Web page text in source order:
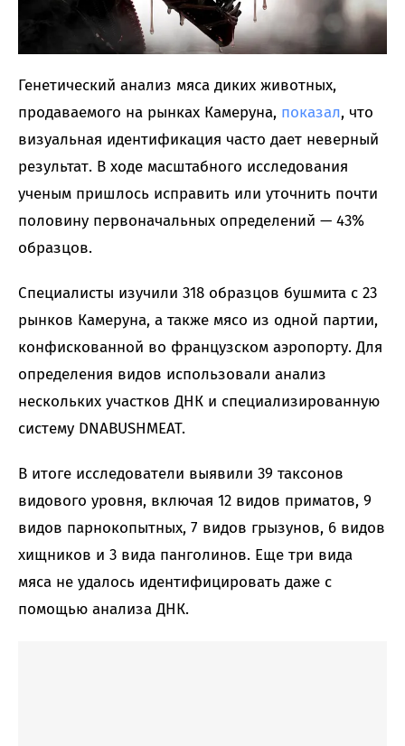
Генетический анализ мяса диких животных,
продаваемого на рынках Камеруна, показал, что
визуальная идентификация часто дает неверный
результат. В ходе масштабного исследования
ученым пришлось исправить или уточнить почти
половину первоначальных определений — 43%
образцов.
Специалисты изучили 318 образцов бушмита с 23
рынков Камеруна, а также мясо из одной партии,
конфискованной во французском аэропорту. Для
определения видов использовали анализ
нескольких участков ДНК и специализированную
систему DNABUSHMEAT.
В итоге исследователи выявили 39 таксонов
видового уровня, включая 12 видов приматов, 9
видов парнокопытных, 7 видов грызунов, 6 видов
хищников и 3 вида панголинов. Еще три вида
мяса не удалось идентифицировать даже с
помощью анализа ДНК.